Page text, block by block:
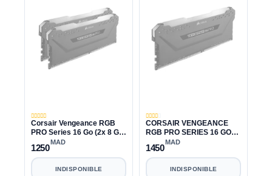
Corsair Vengeance RGB
PRO Series 16 Go (2x 8 Go)
DDR4 3600 MHz CL18
1250
MAD
INDISPONIBLE
CORSAIR VENGEANCE
RGB PRO SERIES 16 GO
DDR4 3600 MHZ CL18
1450
MAD
INDISPONIBLE